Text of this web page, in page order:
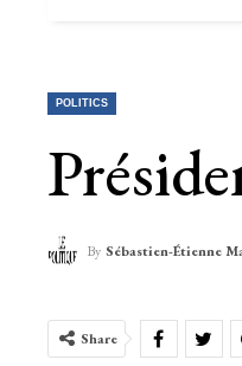
POLITICS
By Sébastien-Étienne
Share